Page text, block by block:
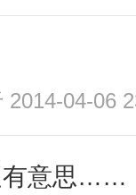
2014-04-06
有意思……